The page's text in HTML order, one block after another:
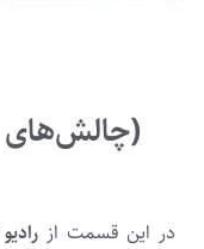
در این قسمت از